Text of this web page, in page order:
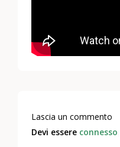
Lascia un commento
Devi essere connesso